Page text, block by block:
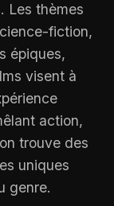
Les thèmes
fiction,
épiques,
visent à
action,
trouve des
uniques
genre.